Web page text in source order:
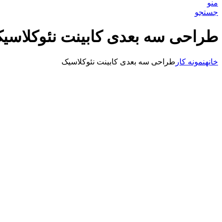
منو
جستجو
طراحی سه بعدی کابینت
خانهنمونه کار طراحی سه بعدی کابینت نئوکلاسیک